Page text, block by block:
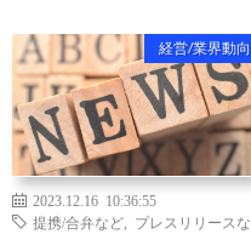
経営/業界動向
2023.12.16 10:36:55
提携/合弁など
プレスリリースな